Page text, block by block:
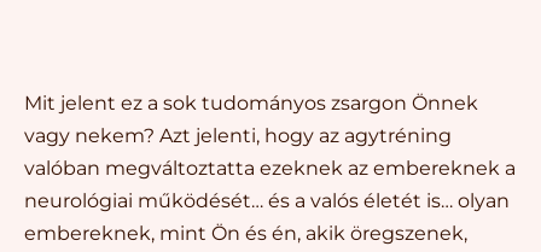
Mit jelent ez a sok tudományos zsargon Önnek
vagy nekem? Azt jelenti, hogy az agytréning
valóban megváltoztatta ezeknek az embereknek a
neurológiai működését… és a valós életét is… olyan
embereknek, mint Ön és én, akik öregszenek,